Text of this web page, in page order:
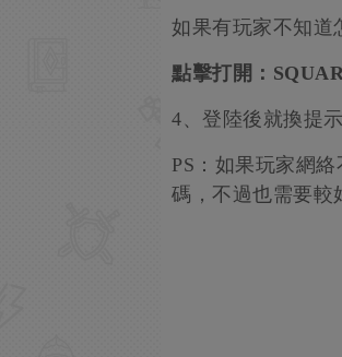
如果有玩家不知道
點擊打開：
4、登陸後就換提
PS：如果玩家網
碼，不過也需要較